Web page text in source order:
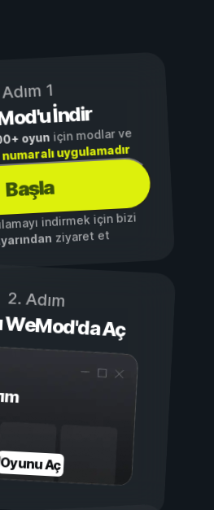
Adım 1
İndir
oyuniçin modlar ve
numaralı uygulamadır
Başla
indirmek için bizi
ziyaret et
2. Adım
Aç
Oyunu Aç